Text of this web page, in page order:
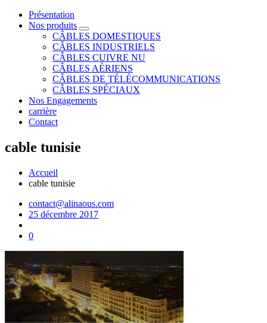
Présentation
Nos produits
CÂBLES DOMESTIQUES
CÂBLES INDUSTRIELS
CÂBLES CUIVRE NU
CÂBLES AÉRIENS
CÂBLES DE TÉLÉCOMMUNICATIONS
CÂBLES SPÉCIAUX
Nos Engagements
carrière
Contact
cable tunisie
Accueil
cable tunisie
contact@alinaous.com
25 décembre 2017
0